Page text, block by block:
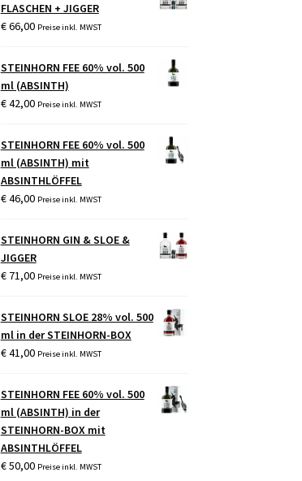
FLASCHEN + JIGGER
€66,00 Preise inkl. MWST
STEINHORN FEE 60% vol. 500
ml (ABSINTH)
€42,00 Preise inkl. MWST
STEINHORN FEE 60% vol. 500
ml (ABSINTH) mit
ABSINTHLÖFFEL
€46,00 Preise inkl. MWST
STEINHORN GIN & SLOE &
JIGGER
€71,00 Preise inkl. MWST
STEINHORN SLOE 28% vol. 500
ml in der STEINHORN-BOX
€41,00 Preise inkl. MWST
STEINHORN FEE 60% vol. 500
ml (ABSINTH) in der
STEINHORN-BOX mit
ABSINTHLÖFFEL
€50,00 Preise inkl. MWST